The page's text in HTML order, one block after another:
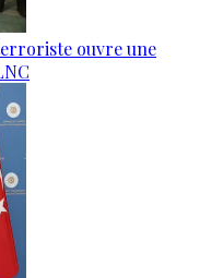
ouvre une